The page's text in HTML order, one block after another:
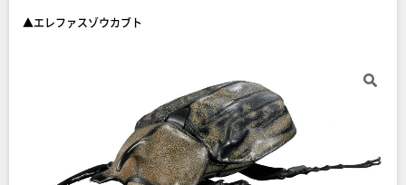
▲エレファスゾウカブト